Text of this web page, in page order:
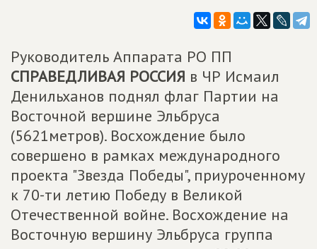
Руководитель Аппарата РО ПП
СПРАВЕДЛИВАЯ РОССИЯ в ЧР Исмаил
Денильханов поднял флаг Партии на
Восточной вершине Эльбруса
(5621метров). Восхождение было
совершено в рамках международного
проекта "Звезда Победы", приуроченному
к 70-ти летию Победу в Великой
Отечественной войне. Восхождение на
Восточную вершину Эльбруса группа